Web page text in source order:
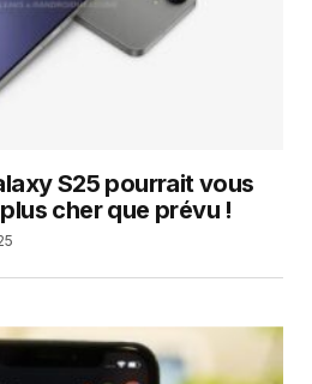
pour mon prochain
S25 pourrait vous
cher que prévu !